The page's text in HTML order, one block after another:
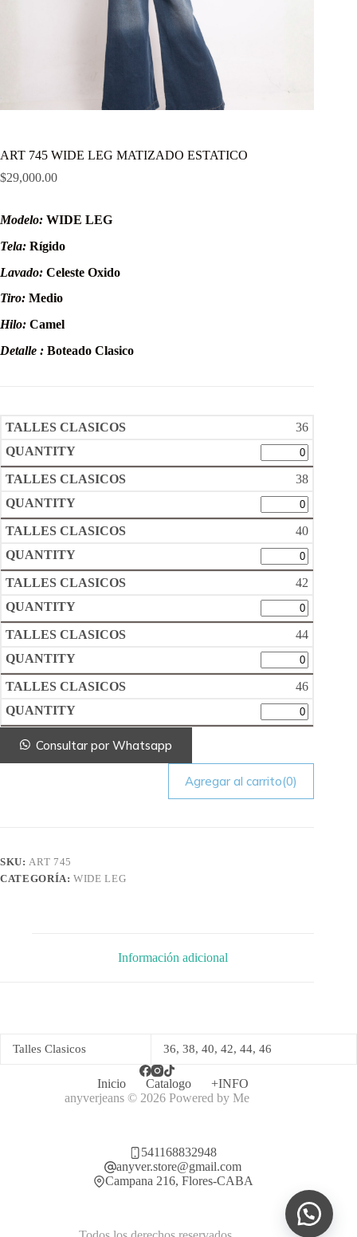
ART 745 WIDE LEG MATIZADO ESTATICO
$29,000.00
Modelo: WIDE LEG
Tela: Rígido
Lavado: Celeste Oxido
Tiro: Medio
Hilo: Camel
Detalle : Boteado Clasico
36
38
40
42
44
46
Consultar por Whatsapp
Agregar al carrito(0)
SKU:ART 745
CATEGORÍA:WIDE LEG
Información adicional
Talles Clasicos 36, 38, 40, 42, 44, 46
Inicio Catalogo
+INFO
anyverjeans © 2026 Powered byMe
541168832948
anyver.store@gmail.com
Campana 216, Flores-CABA